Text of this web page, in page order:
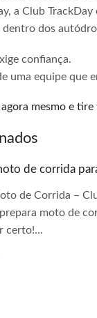
a Club
dentro dos
confiança.
uma equipe que
mesmo e tire
de corrida
de Corrida –
moto de
certo!...